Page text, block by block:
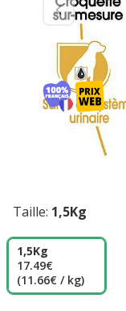
Taille: 1,5Kg
1,5Kg
17.49€
(11.66€ / kg)